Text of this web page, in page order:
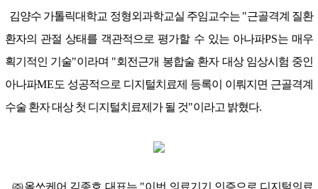
김양수 가톨릭대학교 정형외과학교실 주임교수는 "근골격계 질환
환자의 관절 상태를 객관적으로 평가할 수 있는 아나파PS는 매우
획기적인 기술"이라며 "회전근개 봉합술 환자 대상 임상시험 중인
아나파ME도 성공적으로 디지털치료제 등록이 이뤄지면 근골격계
수술 환자 대상 첫 디지털치료제가 될 것"이라고 밝혔다.
㈜올쏘케어 김종호 대표는 "이번 의료기기 인증으로 디지털의료